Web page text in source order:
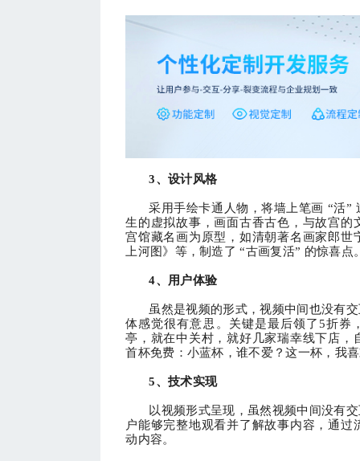
3、 设计风格
采用手绘卡通人物，将墙上笔画 “活”
生的虚拟故事，画面古香古色，与故宫的
宫馆藏名画为原型，如清朝著名画家郎世
上河图》等，制造了 “古画复活” 的惊喜点
4、用户体验
虽然是视频的形式，视频中间也没有
体感觉很有意思。关键是最后领了5折券
亭，就在中关村，就好几家瑞幸线下店，
首杯免费：小蓝杯，谁不爱？这一杯，我
5、 技术实现
以视频形式呈现，虽然视频中间没有
户能够完整地观看并了解故事内容，通
动内容。